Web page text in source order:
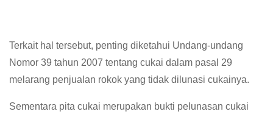
Terkait hal tersebut, penting diketahui Undang-undang
Nomor 39 tahun 2007 tentang cukai dalam pasal 29
melarang penjualan rokok yang tidak dilunasi cukainya.
Sementara pita cukai merupakan bukti pelunasan cukai